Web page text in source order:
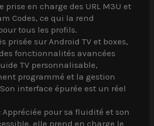
prise en charge des URL M3U et
Codes, ce qui la rend
tous les profils.
prisée sur Android TV et boxes,
fonctionnalités avancées
TV personnalisable,
programmé et la gestion
interface épurée est un réel
Appréciée pour sa fluidité et son
elle prend en charge le